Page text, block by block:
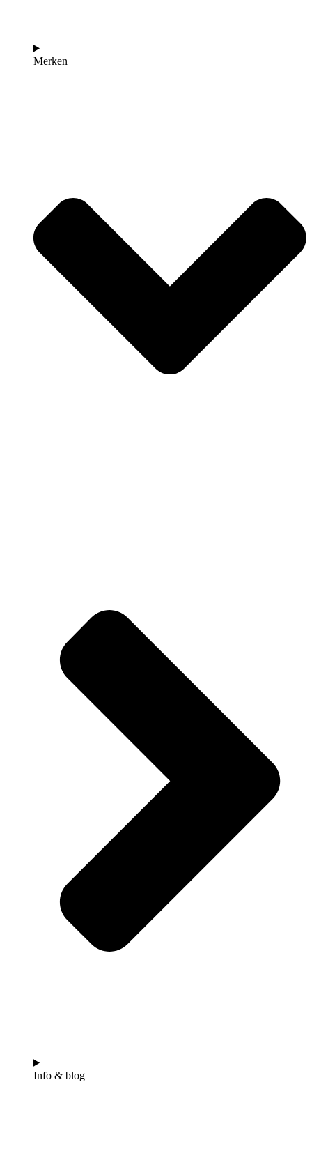
Merken
Info & blog